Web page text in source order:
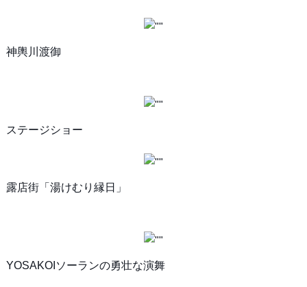
神輿川渡御
ステージショー
露店街「湯けむり縁日」
YOSAKOIソーランの勇壮な演舞